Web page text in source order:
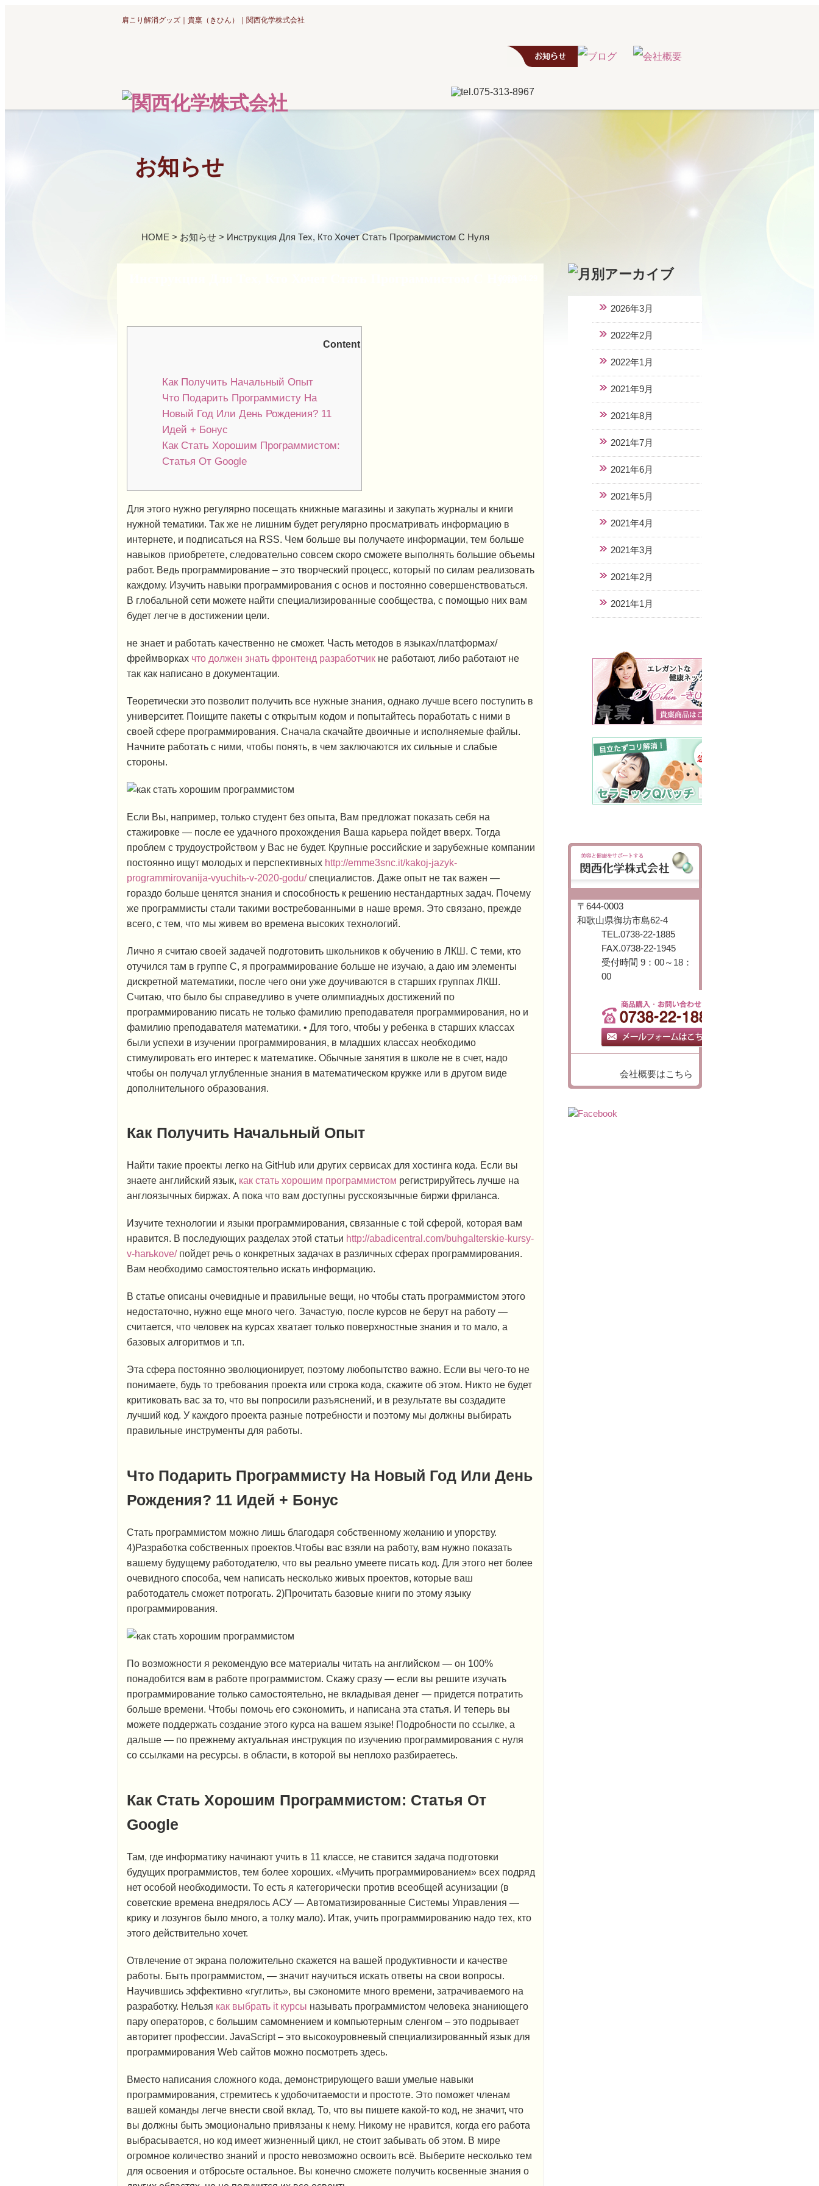
肩こり解消グッズ｜貴稟（きひん）｜関西化学株式会社
お知らせ
HOME > お知らせ > Инструкция Для Тех, Кто Хочет Стать Программистом С Нуля
Content
Как Получить Начальный Опыт
Что Подарить Программисту На
Новый Год Или День Рождения? 11
Идей + Бонус
Как Стать Хорошим Программистом:
Статья От Google
Для этого нужно регулярно посещать книжные магазины и закупать журналы и книги
нужной тематики. Так же не лишним будет регулярно просматривать информацию в
интернете, и подписаться на RSS. Чем больше вы получаете информации, тем больше
навыков приобретете, следовательно совсем скоро сможете выполнять большие объемы
работ. Ведь программирование – это творческий процесс, который по силам реализовать
каждому. Изучить навыки программирования с основ и постоянно совершенствоваться.
В глобальной сети можете найти специализированные сообщества, с помощью них вам
будет легче в достижении цели.
не знает и работать качественно не сможет. Часть методов в языках/платформах/
фреймворках что должен знать фронтенд разработчик не работают, либо работают не
так как написано в документации.
Теоретически это позволит получить все нужные знания, однако лучше всего поступить в
университет. Поищите пакеты с открытым кодом и попытайтесь поработать с ними в
своей сфере программирования. Сначала скачайте двоичные и исполняемые файлы.
Начните работать с ними, чтобы понять, в чем заключаются их сильные и слабые
стороны.
Если Вы, например, только студент без опыта, Вам предложат показать себя на
стажировке — после ее удачного прохождения Ваша карьера пойдет вверх. Тогда
проблем с трудоустройством у Вас не будет. Крупные российские и зарубежные компании
постоянно ищут молодых и перспективных http://emme3snc.it/kakoj-jazyk-
programmirovanija-vyuchitь-v-2020-godu/специалистов. Даже опыт не так важен —
гораздо больше ценятся знания и способность к решению нестандартных задач. Почему
же программисты стали такими востребованными в наше время. Это связано, прежде
всего, с тем, что мы живем во времена высоких технологий.
Лично я считаю своей задачей подготовить школьников к обучению в ЛКШ. С теми, кто
отучился там в группе С, я программирование больше не изучаю, а даю им элементы
дискретной математики, после чего они уже доучиваются в старших группах ЛКШ.
Считаю, что было бы справедливо в учете олимпиадных достижений по
программированию писать не только фамилию преподавателя программирования, но и
фамилию преподавателя математики. • Для того, чтобы у ребенка в старших классах
были успехи в изучении программирования, в младших классах необходимо
стимулировать его интерес к математике. Обычные занятия в школе не в счет, надо
чтобы он получал углубленные знания в математическом кружке или в другом виде
дополнительного образования.
Как Получить Начальный Опыт
Найти такие проекты легко на GitHub или других сервисах для хостинга кода. Если вы
знаете английский язык, как стать хорошим программистом регистрируйтесь лучше на
англоязычных биржах. А пока что вам доступны русскоязычные биржи фриланса.
Изучите технологии и языки программирования, связанные с той сферой, которая вам
нравится. В последующих разделах этой статьи http://abadicentral.com/buhgalterskie-kursy-
v-harьkove/пойдет речь о конкретных задачах в различных сферах программирования.
Вам необходимо самостоятельно искать информацию.
В статье описаны очевидные и правильные вещи, но чтобы стать программистом этого
недостаточно, нужно еще много чего. Зачастую, после курсов не берут на работу —
считается, что человек на курсах хватает только поверхностные знания и то мало, а
базовых алгоритмов и т.п.
Эта сфера постоянно эволюционирует, поэтому любопытство важно. Если вы чего-то не
понимаете, будь то требования проекта или строка кода, скажите об этом. Никто не будет
критиковать вас за то, что вы попросили разъяснений, и в результате вы создадите
лучший код. У каждого проекта разные потребности и поэтому мы должны выбирать
правильные инструменты для работы.
Что Подарить Программисту На Новый Год Или День
Рождения? 11 Идей + Бонус
Стать программистом можно лишь благодаря собственному желанию и упорству.
4)Разработка собственных проектов.Чтобы вас взяли на работу, вам нужно показать
вашему будущему работодателю, что вы реально умеете писать код. Для этого нет более
очевидного способа, чем написать несколько живых проектов, которые ваш
работодатель сможет потрогать. 2)Прочитать базовые книги по этому языку
программирования.
По возможности я рекомендую все материалы читать на английском — он 100%
понадобится вам в работе программистом. Скажу сразу — если вы решите изучать
программирование только самостоятельно, не вкладывая денег — придется потратить
больше времени. Чтобы помочь его сэкономить, и написана эта статья. И теперь вы
можете поддержать создание этого курса на вашем языке! Подробности по ссылке, а
дальше — по прежнему актуальная инструкция по изучению программирования с нуля
со ссылками на ресурсы. в области, в которой вы неплохо разбираетесь.
Как Стать Хорошим Программистом: Статья От
Google
Там, где информатику начинают учить в 11 классе, не ставится задача подготовки
будущих программистов, тем более хороших. «Мучить программированием» всех подряд
нет особой необходимости. То есть я категорически против всеобщей асунизации (в
советские времена внедрялось АСУ — Автоматизированные Системы Управления —
крику и лозунгов было много, а толку мало). Итак, учить программированию надо тех, кто
этого действительно хочет.
Отвлечение от экрана положительно скажется на вашей продуктивности и качестве
работы. Быть программистом, — значит научиться искать ответы на свои вопросы.
Научившись эффективно «гуглить», вы сэкономите много времени, затрачиваемого на
разработку. Нельзя как выбрать it курсы называть программистом человека знаниющего
пару операторов, с большим самомнением и компьютерным сленгом – это подрывает
авторитет профессии. JavaScript – это высокоуровневый специализированный язык для
программирования Web сайтов можно посмотреть здесь.
Вместо написания сложного кода, демонстрирующего ваши умелые навыки
программирования, стремитесь к удобочитаемости и простоте. Это поможет членам
вашей команды легче внести свой вклад. То, что вы пишете какой-то код, не значит, что
вы должны быть эмоционально привязаны к нему. Никому не нравится, когда его работа
выбрасывается, но код имеет жизненный цикл, не стоит забывать об этом. В мире
огромное количество знаний и просто невозможно освоить всё. Выберите несколько тем
для освоения и отбросьте остальное. Вы конечно сможете получить косвенные знания о
2026年3月
2022年2月
2022年1月
2021年9月
2021年8月
2021年7月
2021年6月
2021年5月
2021年4月
2021年3月
2021年2月
2021年1月
〒644-0003
和歌山県御坊市島62-4
TEL.0738-22-1885
FAX.0738-22-1945
受付時間 9：00～18：
00
会社概要はこちら